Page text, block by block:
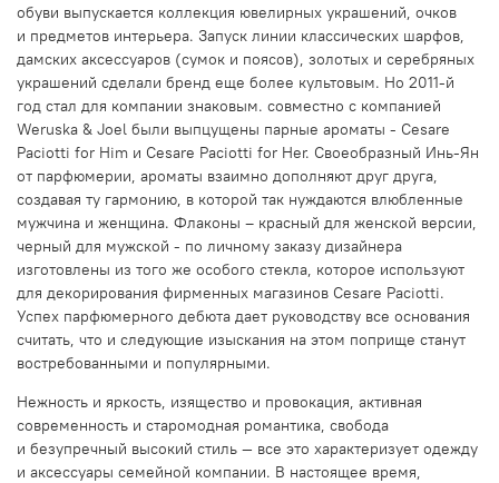
обуви выпускается коллекция ювелирных украшений, очков
и предметов интерьера. Запуск линии классических шарфов,
дамских аксессуаров (сумок и поясов), золотых и серебряных
украшений сделали бренд еще более культовым. Но 2011-й
год стал для компании знаковым. совместно с компанией
Weruska & Joel были выпцущены парные ароматы - Cesare
Paciotti for Him и Cesare Paciotti for Her. Своеобразный Инь-Ян
от парфюмерии, ароматы взаимно дополняют друг друга,
создавая ту гармонию, в которой так нуждаются влюбленные
мужчина и женщина. Флаконы – красный для женской версии,
черный для мужской - по личному заказу дизайнера
изготовлены из того же особого стекла, которое используют
для декорирования фирменных магазинов Cesare Paciotti.
Успех парфюмерного дебюта дает руководству все основания
считать, что и следующие изыскания на этом поприще станут
востребованными и популярными.
Нежность и яркость, изящество и провокация, активная
современность и старомодная романтика, свобода
и безупречный высокий стиль — все это характеризует одежду
и аксессуары семейной компании. В настоящее время,